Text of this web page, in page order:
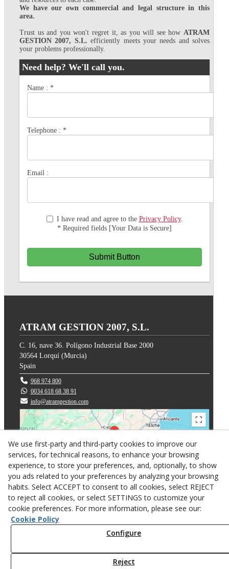
We have our own commercial and legal structure in this
area.
Trust us and you won't regret it, as you will see how ATRAM
GESTION 2007, S.L. efficiently meets your needs and solves
your problems professionally.
Need help? We'll call you.
Name : *
Telephone : *
Email :
I have read and agree to the Privacy Policy.
* Required fields [Your Data is Secure]
Submit Button
ATRAM GESTION 2007, S.L.
C. 16, nave 36. Polígono Industrial Base 2000
30564 Lorquí (Murcia)
Spain
968 974 800
0034 618 68 38 91
info@atramgestion.com
Privacy policy
Cookies
We use first-party and third-party cookies to improve our
services, for technical reasons, to enhance your browsing
experience, to store your preferences, and, optionally, to show
you ads related to your preferences by analyzing your browsing
habits. Select ACCEPT to consent to all cookies, select REJECT
to reject all cookies, or select SETTINGS to customize your
cookie preferences. For more information, please see our:
Cookie Policy
Configure
Reject